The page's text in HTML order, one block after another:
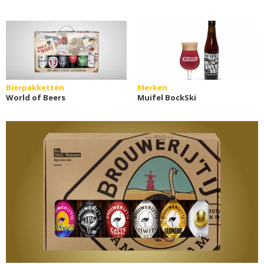
Bierpakketten
World of Beers
Merken
Muifel BockSki